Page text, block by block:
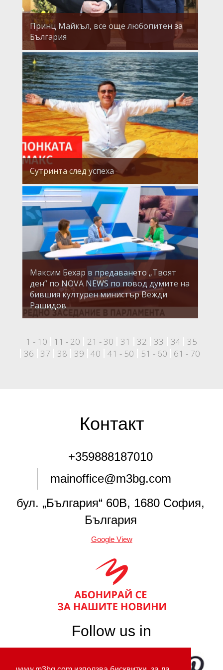
Принц Майкъл, все още любопитен за
България
Сутринта след успеха
Максим Бехар в предаването „Твоят
ден” по NOVA NEWS по повод думите на
бившия културен министър Вежди
Рашидов
1 - 10 11 - 20 21 - 30 31 32 33 34
35
36
37 38 39 40 41 - 50 51 - 60 61 - 70
Контакт
+359888187010
mainoffice@m3bg.com
бул. „България“ 60В, 1680 София,
България
Google View
Follow us in